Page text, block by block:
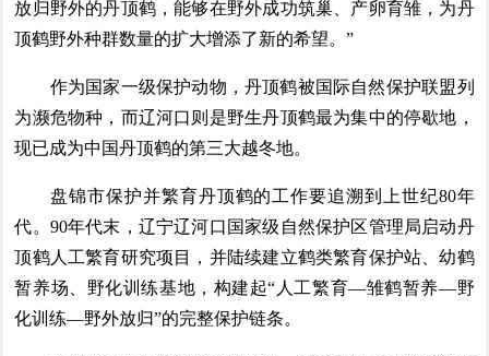
放归野外的丹顶鹤，能够在野外成功筑巢、产卵育雏，为丹
顶鹤野外种群数量的扩大增添了新的希望。”
作为国家一级保护动物，丹顶鹤被国际自然保护联盟列
为濒危物种，而辽河口则是野生丹顶鹤最为集中的停歇地，
现已成为中国丹顶鹤的第三大越冬地。
盘锦市保护并繁育丹顶鹤的工作要追溯到上世纪80年
代。90年代末，辽宁辽河口国家级自然保护区管理局启动丹
顶鹤人工繁育研究项目，并陆续建立鹤类繁育保护站、幼鹤
暂养场、野化训练基地，构建起“人工繁育—雏鹤暂养—野
化训练—野外放归”的完整保护链条。